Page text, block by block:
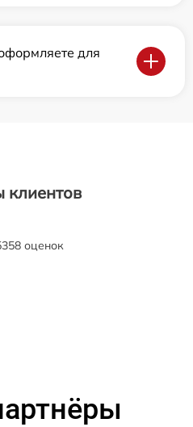
для
клиентов
оценок